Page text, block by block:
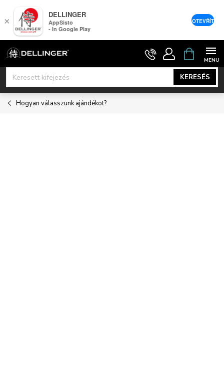
Ugrás
KERESÉS
KOSÁR
Hogyan válasszunk ajándékot?
×
DELLINGER
AppSisto
- In Google Play
OTEVŘÍT